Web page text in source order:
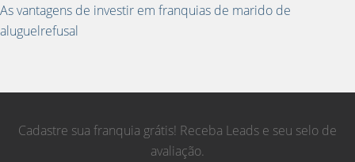
As vantagens de investir em franquias de marido de
aluguelrefusal
Cadastre sua franquia grátis! Receba Leads e seu selo de
avaliação.